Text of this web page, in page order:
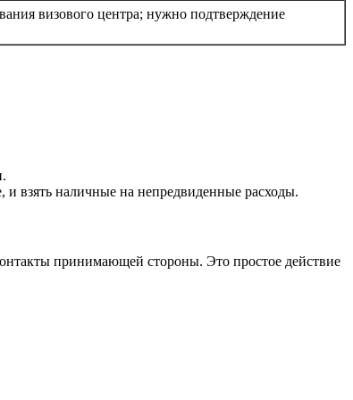
визового центра; нужно подтверждение
взять наличные на непредвиденные расходы.
принимающей стороны. Это простое действие